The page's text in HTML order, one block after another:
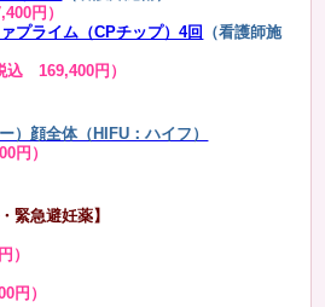
円）
プライム（CPチップ）4回
（看護師施
込 169,400円）
）顔全体（HIFU：ハイフ）
円）
緊急避妊薬】
）
円）